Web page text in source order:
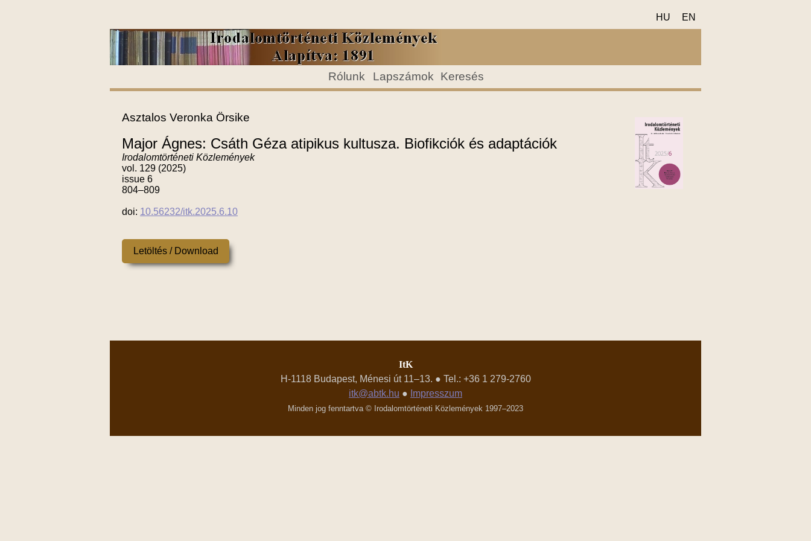
HU EN
Rólunk Lapszámok Keresés
Asztalos Veronka Örsike
Major Ágnes: Csáth Géza atipikus kultusza. Biofikciók és adaptációk
Irodalomtörténeti Közlemények
vol. 129 (2025)
issue 6
804–809
doi: 10.56232/itk.2025.6.10
Letöltés / Download
ItK
H-1118 Budapest, Ménesi út 11–13. ● Tel.: +36 1 279-2760
itk@abtk.hu ● Impresszum
Minden jog fenntartva © Irodalomtörténeti Közlemények 1997–2023